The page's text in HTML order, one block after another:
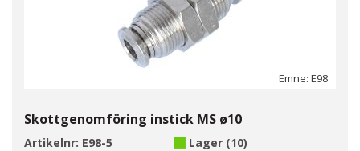
Emne: E98
Skottgenomföring instick MS ø10
Artikelnr: E98-5
Lager (10)